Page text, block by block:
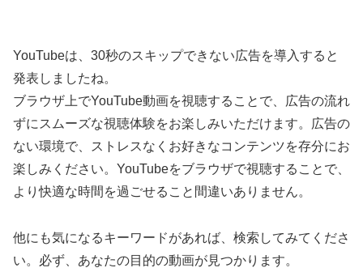
YouTubeは、30秒のスキップできない広告を導入すると
発表しましたね。
ブラウザ上でYouTube動画を視聴することで、広告の流れ
ずにスムーズな視聴体験をお楽しみいただけます。広告の
ない環境で、ストレスなくお好きなコンテンツを存分にお
楽しみください。YouTubeをブラウザで視聴することで、
より快適な時間を過ごせること間違いありません。
他にも気になるキーワードがあれば、検索してみてくださ
い。必ず、あなたの目的の動画が見つかります。